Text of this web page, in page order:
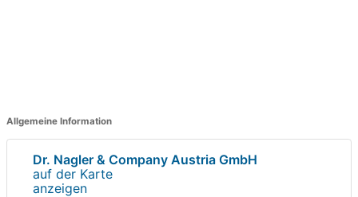
Allgemeine Information
Dr. Nagler & Company Austria GmbH
auf der Karte
anzeigen